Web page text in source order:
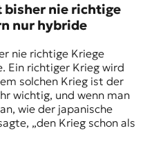
bisher nie richtige
nur hybride
nie richtige Kriege
Ein richtiger Krieg wird
solchen Krieg ist der
wichtig, und wenn man
wie der japanische
„den Krieg schon als